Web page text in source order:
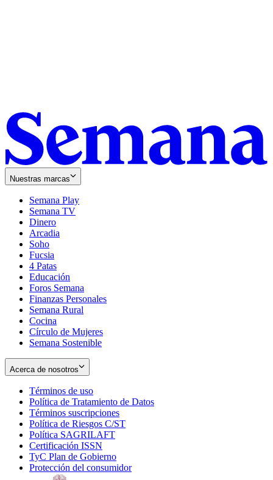
Nuestras marcas
Semana Play
Semana TV
Dinero
Arcadia
Soho
in
new
window
Fucsia
in
new
window
4 Patas
Educación
Foros Semana
Finanzas Personales
Semana Rural
Cocina
Círculo de Mujeres
Semana Sostenible
Acerca de nosotros
Términos de uso
in
new
window
Política de Tratamiento de Datos
Términos suscripciones
in
Política de Riesgos C/ST
Política SAGRILAFT
new
window
Certificación ISSN
in
new
TyC Plan de Gobierno
in
Protección del consumidorOpens